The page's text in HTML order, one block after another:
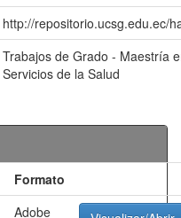
http://repositorio.ucsg.edu.ec/
Trabajos de Grado - Maestría
Servicios de la Salud
Formato
Adobe